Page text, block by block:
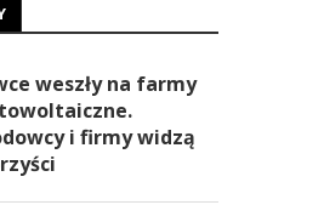
weszły na farmy
i firmy widzą